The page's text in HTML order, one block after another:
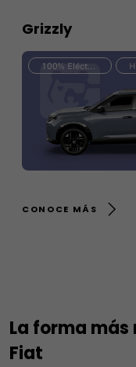
Grizzly
100% Eléctrico
CONOCE MÁS
La forma
Fiat